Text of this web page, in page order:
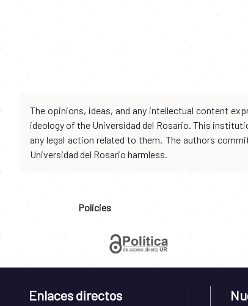
The opinions, ideas, and any intellectual content
ideology of the Universidad del Rosario. This
any legal action related to them. The authors
Universidad del Rosario harmless.
Policies
Enlaces directos